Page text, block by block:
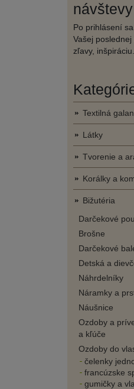
návštevy
Po prihlásení
Vašej poslednej
zľavy, inšpiráciu.
Textilná
Látky
Tvorenie a
Korálky a
Bižutéria
Darčekové
Brošne
Darčekové
Detská a
Náhrdelníky
Náramky a
Náušnice
Ozdoby a
a kľúče
Ozdoby do
čelenky
francúzske
gumičky a